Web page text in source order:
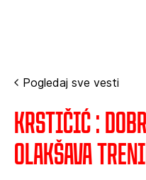
Pogledaj sve vesti
Krstičić :
olakšava